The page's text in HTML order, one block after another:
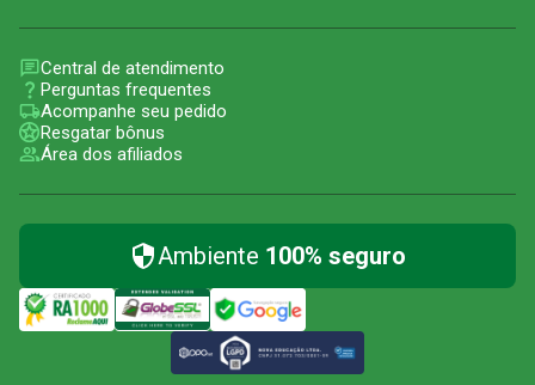
Central de atendimento
Perguntas frequentes
Acompanhe seu pedido
Resgatar bônus
Área dos afiliados
Ambiente 100% seguro